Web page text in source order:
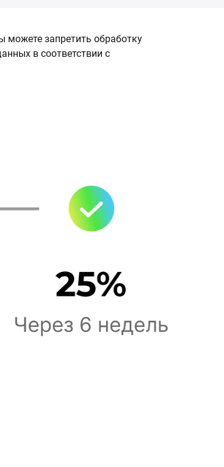
можете запретить обработку
в соответствии с